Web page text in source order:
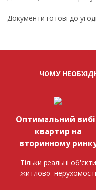
Документи готові до
ЧОМУ
Оптимальний
квартир на
вторинному
Тільки реальні об'єкти
житлової нерухомості